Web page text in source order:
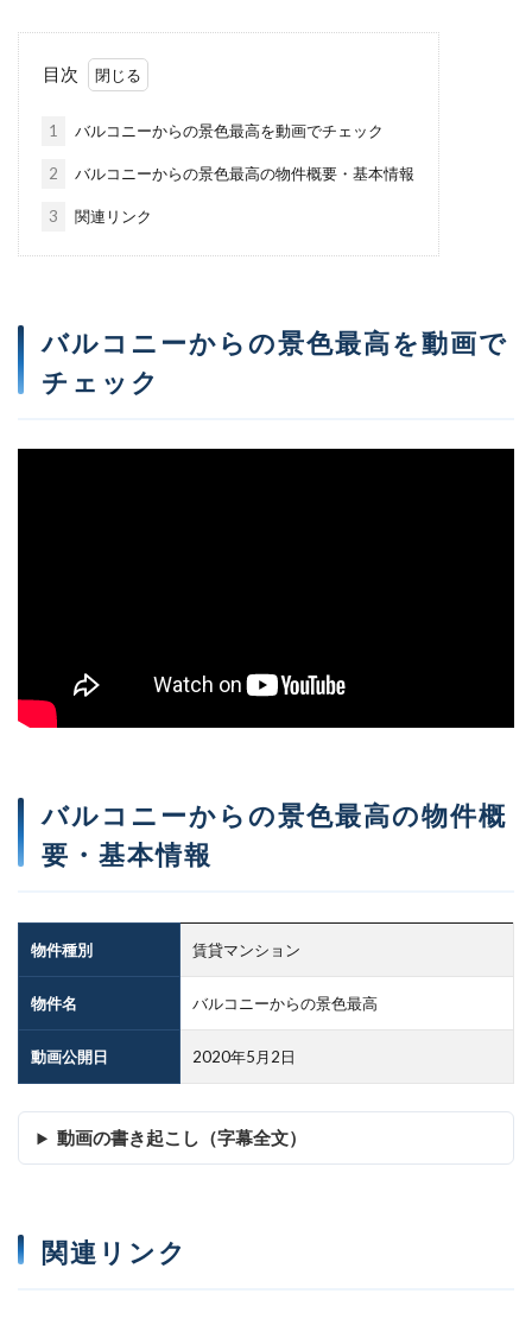
目次
1 バルコニーからの景色最高を動画でチェック
2 バルコニーからの景色最高の物件概要・基本情報
3 関連リンク
バルコニーからの景色最高を動画で
チェック
バルコニーからの景色最高の物件概
要・基本情報
物件種別 賃貸マンション
物件名 バルコニーからの景色最高
動画公開日 2020年5月2日
動画の書き起こし（字幕全文）
関連リンク